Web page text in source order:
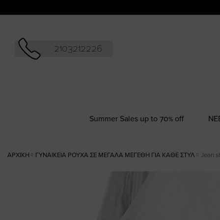
2103212226
Summer Sales up to 70% off
ΑΡΧΙΚΉ ΓΥΝΑΙΚΕΊΑ ΡΟΎΧΑ ΣΕ ΜΕΓΆΛΑ ΜΕΓΈΘΗ ΓΙΑ ΚΆΘΕ ΣΤΥΛ Jean